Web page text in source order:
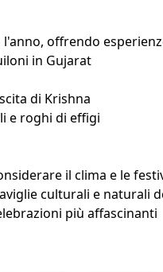
offrendo
in Gujarat
di Krishna
e roghi di effigi
il clima e le
culturali e naturali
più affascinanti